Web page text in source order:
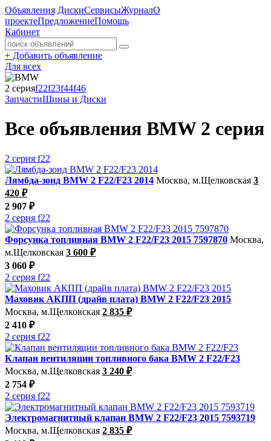
Объявления ДискиСервисыЖурналО
проектеПредложениеПомощь
Кабинет
+ Добавить объявление
Для всех
2 серияf22f23f44f46
ЗапчастиШины и Диски
Все объявления BMW 2 серия
2 серия f22
Лямбда-зонд BMW 2 F22/F23 2014 Москва, м.Щелковская 3
420 ₽
2 907 ₽
2 серия f22
Форсунка топливная BMW 2 F22/F23 2015 7597870 Москва,
м.Щелковская 3 600 ₽
3 060 ₽
2 серия f22
Маховик АКПП (драйв плата) BMW 2 F22/F23 2015
Москва, м.Щелковская 2 835 ₽
2 410 ₽
2 серия f22
Клапан вентиляции топливного бака BMW 2 F22/F23
Москва, м.Щелковская 3 240 ₽
2 754 ₽
2 серия f22
Электромагнитный клапан BMW 2 F22/F23 2015 7593719
Москва, м.Щелковская 2 835 ₽